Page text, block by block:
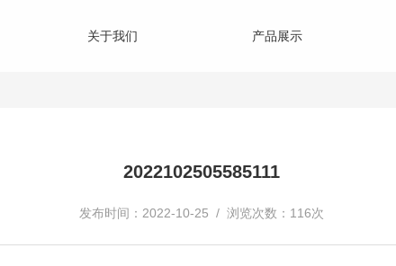
关于我们 产品展示
2022102505585111
发布时间：2022-10-25 / 浏览次数：116次